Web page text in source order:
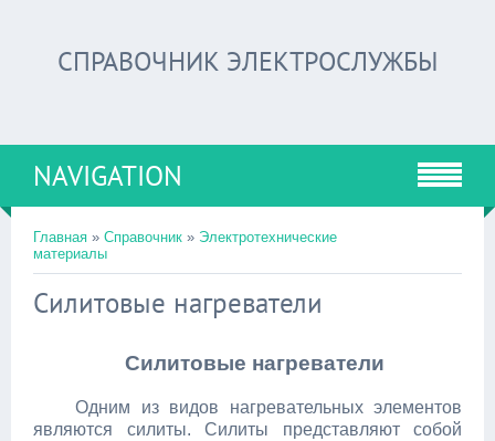
СПРАВОЧНИК ЭЛЕКТРОСЛУЖБЫ
NAVIGATION
Главная » Справочник » Электротехнические
материалы
Cилитовые нагреватели
Силитовые нагреватели
Одним из видов нагревательных элементов
являются силиты. Силиты представляют собой